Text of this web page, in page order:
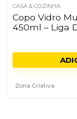
CASA & COZINHA
Copo Vidro
450ml – Liga
Zona Criativa